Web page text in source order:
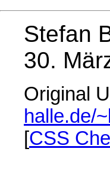
Stefan
30.
Original
halle.de/
[CSS